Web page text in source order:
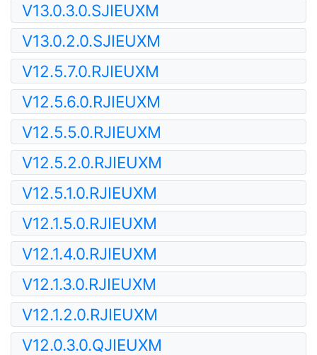
V13.0.3.0.SJIEUXM
V13.0.2.0.SJIEUXM
V12.5.7.0.RJIEUXM
V12.5.6.0.RJIEUXM
V12.5.5.0.RJIEUXM
V12.5.2.0.RJIEUXM
V12.5.1.0.RJIEUXM
V12.1.5.0.RJIEUXM
V12.1.4.0.RJIEUXM
V12.1.3.0.RJIEUXM
V12.1.2.0.RJIEUXM
V12.0.3.0.QJIEUXM